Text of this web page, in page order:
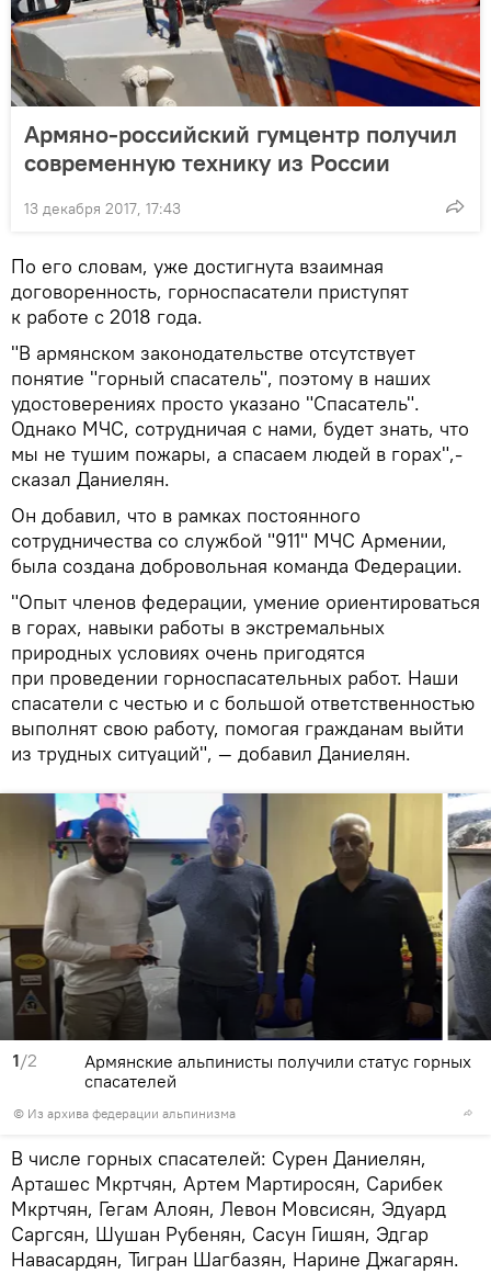
Армяно-российский гумцентр получил
современную технику из России
13 декабря 2017, 17:43
По его словам, уже достигнута взаимная
договоренность, горноспасатели приступят
к работе с 2018 года.
"В армянском законодательстве отсутствует
понятие "горный спасатель", поэтому в наших
удостоверениях просто указано "Спасатель".
Однако МЧС, сотрудничая с нами, будет знать, что
мы не тушим пожары, а спасаем людей в горах",-
сказал Даниелян.
Он добавил, что в рамках постоянного
сотрудничества со службой "911" МЧС Армении,
была создана добровольная команда Федерации.
"Опыт членов федерации, умение ориентироваться
в горах, навыки работы в экстремальных
природных условиях очень пригодятся
при проведении горноспасательных работ. Наши
спасатели с честью и с большой ответственностью
выполнят свою работу, помогая гражданам выйти
из трудных ситуаций", — добавил Даниелян.
1/2
© Из архива федерации альпинизма
Армянские альпинисты получили статус горных
спасателей
В числе горных спасателей: Сурен Даниелян,
Арташес Мкртчян, Артем Мартиросян, Сарибек
Мкртчян, Гегам Алоян, Левон Мовсисян, Эдуард
Саргсян, Шушан Рубенян, Сасун Гишян, Эдгар
Навасардян, Тигран Шагбазян, Нарине Джагарян.